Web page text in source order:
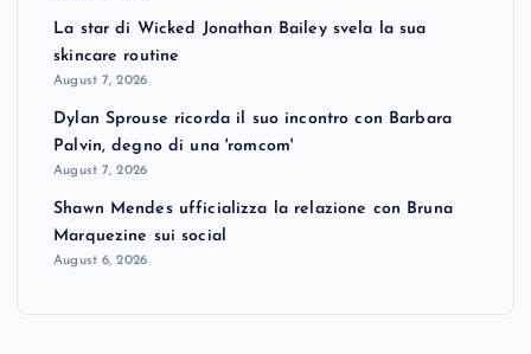
La star di Wicked Jonathan Bailey svela la sua
skincare routine
August 7, 2026
Dylan Sprouse ricorda il suo incontro con Barbara
Palvin, degno di una 'romcom'
August 7, 2026
Shawn Mendes ufficializza la relazione con Bruna
Marquezine sui social
August 6, 2026